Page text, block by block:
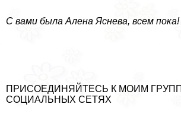
С вами была Алена Яснева, всем пока!
ПРИСОЕДИНЯЙТЕСЬ К МОИМ
СОЦИАЛЬНЫХ СЕТЯХ